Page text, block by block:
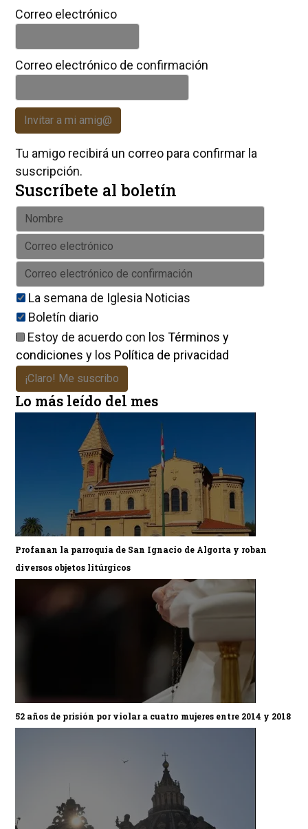
Correo electrónico
Correo electrónico de confirmación
Invitar a mi amig@
Tu amigo recibirá un correo para confirmar la
suscripción.
Suscríbete al boletín
La semana de Iglesia Noticias
Boletín diario
Estoy de acuerdo con los Términos y
condiciones y los Política de privacidad
¡Claro! Me suscribo
Lo más leído del mes
Profanan la parroquia de San Ignacio de Algorta y roban
diversos objetos litúrgicos
52 años de prisión por violar a cuatro mujeres entre 2014 y 2018